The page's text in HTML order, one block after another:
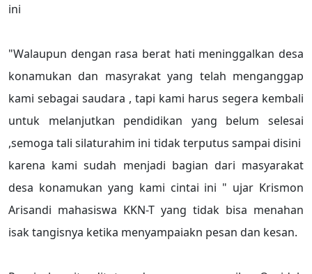
ini
"Walaupun dengan rasa berat hati meninggalkan desa
konamukan dan masyrakat yang telah menganggap
kami sebagai saudara , tapi kami harus segera kembali
untuk melanjutkan pendidikan yang belum selesai
,semoga tali silaturahim ini tidak terputus sampai disini
karena kami sudah menjadi bagian dari masyarakat
desa konamukan yang kami cintai ini " ujar Krismon
Arisandi mahasiswa KKN-T yang tidak bisa menahan
isak tangisnya ketika menyampaiakn pesan dan kesan.